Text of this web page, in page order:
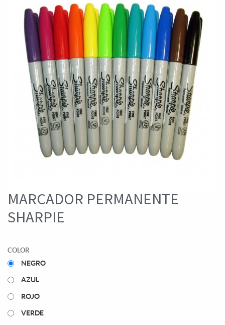
MARCADOR PERMANENTE
SHARPIE
COLOR
NEGRO
AZUL
ROJO
VERDE